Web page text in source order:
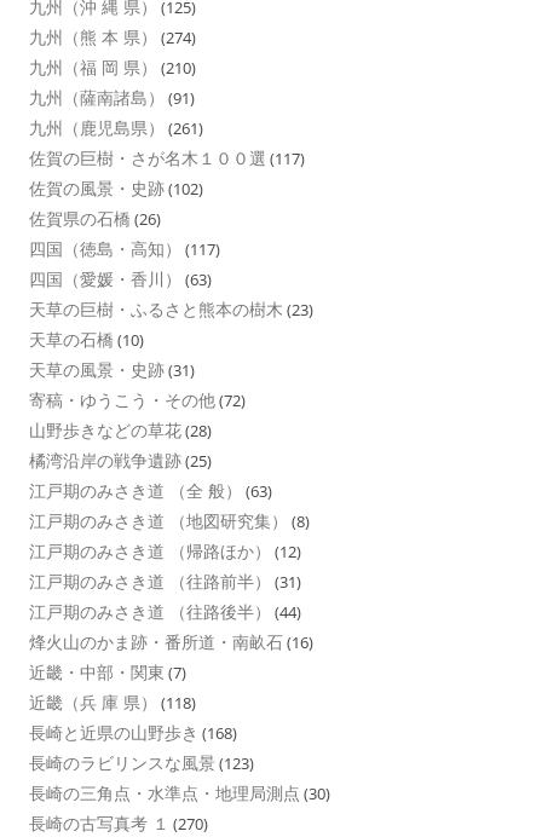
九州（沖 縄 県） (125)
九州（熊 本 県） (274)
九州（福 岡 県） (210)
九州（薩南諸島） (91)
九州（鹿児島県） (261)
佐賀の巨樹・さが名木１００選 (117)
佐賀の風景・史跡(102)
佐賀県の石橋 (26)
四国（徳島・高知） (117)
四国（愛媛・香川） (63)
天草の巨樹・ふるさと熊本の樹木 (23)
天草の石橋 (10)
天草の風景・史跡(31)
寄稿・ゆうこう・その他(72)
山野歩きなどの草花(28)
橘湾沿岸の戦争遺跡(25)
江戸期のみさき道 （全 般） (63)
江戸期のみさき道 （地図研究集） (8)
江戸期のみさき道 （帰路ほか） (12)
江戸期のみさき道 （往路前半） (31)
江戸期のみさき道 （往路後半） (44)
烽火山のかま跡・番所道・南畝石(16)
近畿・中部・関東 (7)
近畿（兵 庫 県） (118)
長崎と近県の山野歩き (168)
長崎のラビリンスな風景 (123)
長崎の三角点・水準点・地理局測点 (30)
長崎の古写真考 １ (270)